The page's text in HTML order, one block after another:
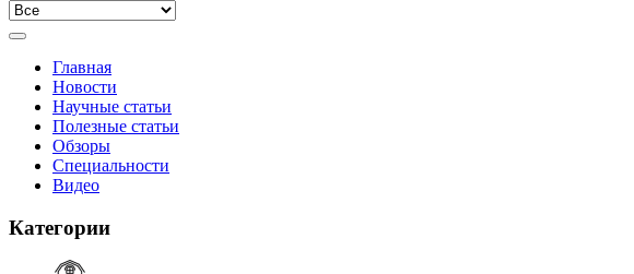
Главная
Новости
Научные статьи
Полезные статьи
Обзоры
Специальности
Видео
Категории